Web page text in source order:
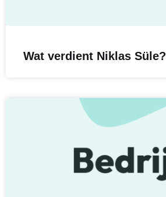
Wat verdient Niklas Süle?